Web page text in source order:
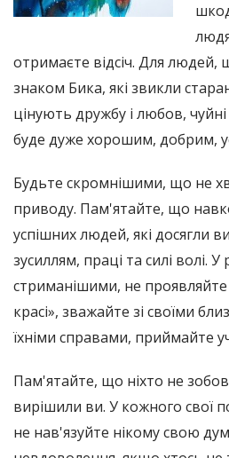
отримаєте відсіч. Для людей,
знаком Бика, які звикли
цінують дружбу і любов, чуйні
буде дуже хорошим, добрим,
Будьте скромнішими, що не
приводу. Пам'ятайте, що
успішних людей, які досягли
зусиллям, праці та силі волі.
стриманішими, не проявляйте
красі», зважайте зі своїми
їхніми справами, приймайте
Пам'ятайте, що ніхто не
вирішили ви. У кожного свої
не нав'язуйте нікому свою